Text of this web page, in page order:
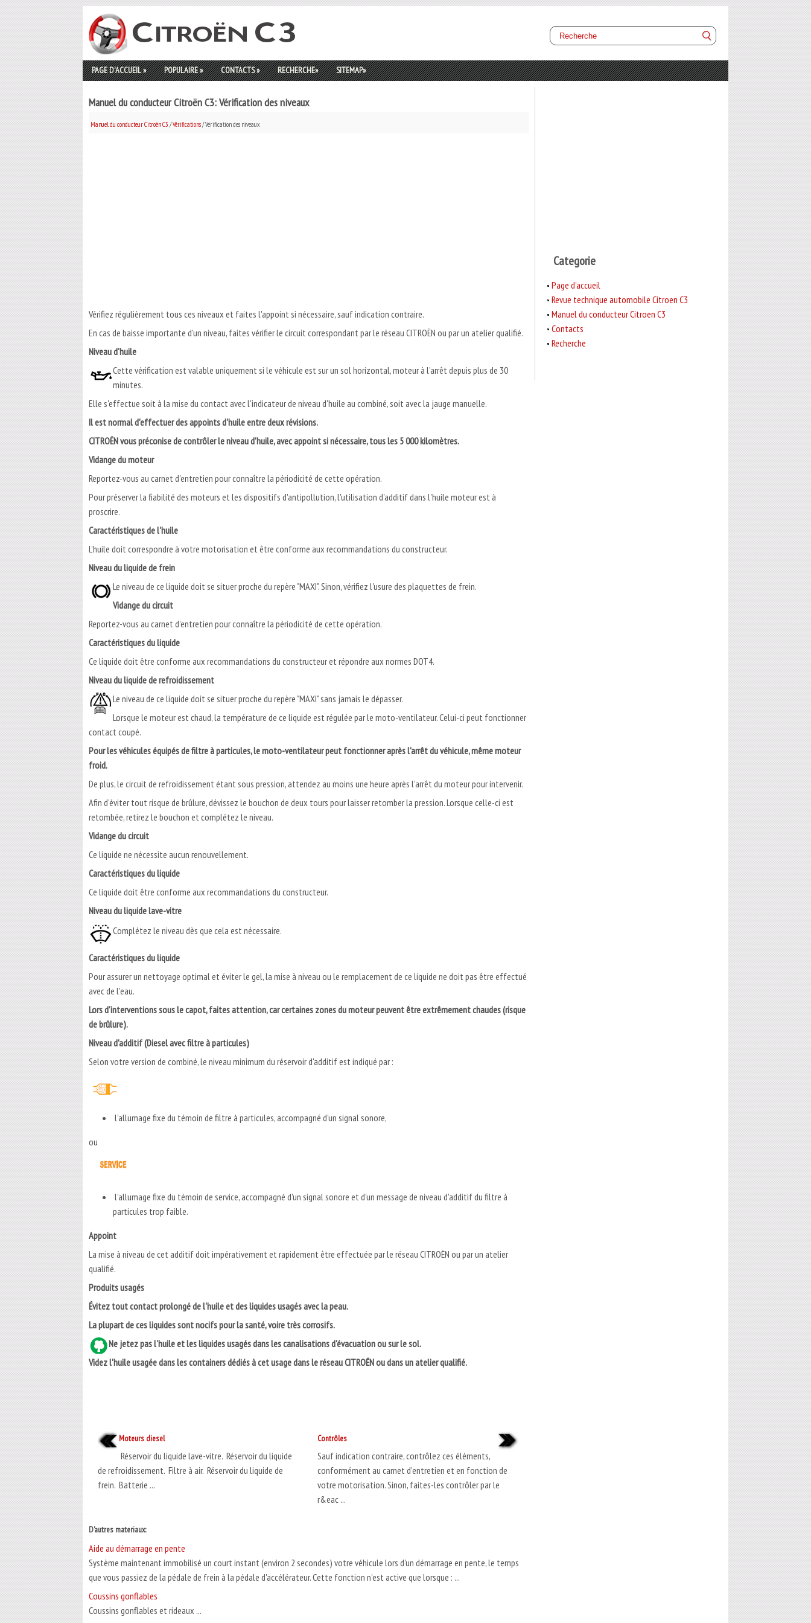
PAGE D'ACCUEIL» POPULAIRE» CONTACTS» RECHERCHE» SITEMAP»
Manuel du conducteur Citroën C3: Vérification des niveaux
Manuel du conducteur Citroën C3 /Vérifications/ Vérification des niveaux
Vérifiez régulièrement tous ces niveaux et faites l'appoint si nécessaire, sauf indication contraire.
En cas de baisse importante d'un niveau, faites vérifier le circuit correspondant par le réseau CITROËN ou par un atelier qualifié.
Niveau d'huile
Cette vérification est valable uniquement si le véhicule est sur un sol horizontal, moteur à l'arrêt depuis plus de 30
minutes.
Elle s'effectue soit à la mise du contact avec l'indicateur de niveau d'huile au combiné, soit avec la jauge manuelle.
Il est normal d'effectuer des appoints d'huile entre deux révisions.
CITROËN vous préconise de contrôler le niveau d'huile, avec appoint si nécessaire, tous les 5 000 kilomètres.
Vidange du moteur
Reportez-vous au carnet d'entretien pour connaître la périodicité de cette opération.
Pour préserver la fiabilité des moteurs et les dispositifs d'antipollution, l'utilisation d'additif dans l'huile moteur est à
proscrire.
Caractéristiques de l'huile
L'huile doit correspondre à votre motorisation et être conforme aux recommandations du constructeur.
Niveau du liquide de frein
Le niveau de ce liquide doit se situer proche du repère "MAXI". Sinon, vérifiez l'usure des plaquettes de frein.
Vidange du circuit
Reportez-vous au carnet d'entretien pour connaître la périodicité de cette opération.
Caractéristiques du liquide
Ce liquide doit être conforme aux recommandations du constructeur et répondre aux normes DOT4.
Niveau du liquide de refroidissement
Le niveau de ce liquide doit se situer proche du repère "MAXI" sans jamais le dépasser.
Lorsque le moteur est chaud, la température de ce liquide est régulée par le moto-ventilateur. Celui-ci peut fonctionner
contact coupé.
Pour les véhicules équipés de filtre à particules, le moto-ventilateur peut fonctionner après l'arrêt du véhicule, même moteur
froid.
De plus, le circuit de refroidissement étant sous pression, attendez au moins une heure après l'arrêt du moteur pour intervenir.
Afin d'éviter tout risque de brûlure, dévissez le bouchon de deux tours pour laisser retomber la pression. Lorsque celle-ci est
retombée, retirez le bouchon et complétez le niveau.
Vidange du circuit
Ce liquide ne nécessite aucun renouvellement.
Caractéristiques du liquide
Ce liquide doit être conforme aux recommandations du constructeur.
Niveau du liquide lave-vitre
Complétez le niveau dès que cela est nécessaire.
Caractéristiques du liquide
Pour assurer un nettoyage optimal et éviter le gel, la mise à niveau ou le remplacement de ce liquide ne doit pas être effectué
avec de l'eau.
Lors d'interventions sous le capot, faites attention, car certaines zones du moteur peuvent être extrêmement chaudes (risque
de brûlure).
Niveau d'additif (Diesel avec filtre à particules)
Selon votre version de combiné, le niveau minimum du réservoir d'additif est indiqué par :
l'allumage fixe du témoin de filtre à particules, accompagné d'un signal sonore,
ou
l'allumage fixe du témoin de service, accompagné d'un signal sonore et d'un message de niveau d'additif du filtre à
particules trop faible.
Appoint
La mise à niveau de cet additif doit impérativement et rapidement être effectuée par le réseau CITROËN ou par un atelier
qualifié.
Produits usagés
Évitez tout contact prolongé de l'huile et des liquides usagés avec la peau.
La plupart de ces liquides sont nocifs pour la santé, voire très corrosifs.
Ne jetez pas l'huile et les liquides usagés dans les canalisations d'évacuation ou sur le sol.
Videz l'huile usagée dans les containers dédiés à cet usage dans le réseau CITROËN ou dans un atelier qualifié.
Moteurs diesel
Réservoir du liquide lave-vitre. Réservoir du liquide
de refroidissement. Filtre à air. Réservoir du liquide de
frein. Batterie ...
Contrôles
Sauf indication contraire, contrôlez ces éléments,
conformément au carnet d'entretien et en fonction de
votre motorisation. Sinon, faites-les contrôler par le
r&eac ...
D'autres materiaux:
Aide au démarrage en pente
Système maintenant immobilisé un court instant (environ 2 secondes) votre véhicule lors d'un démarrage en pente, le temps
que vous passiez de la pédale de frein à la pédale d'accélérateur. Cette fonction n'est active que lorsque : ...
Coussins gonflables
Coussins gonflables et rideaux ...
Categorie
Page d'accueil
Revue technique automobile Citroen C3
Manuel du conducteur Citroen C3
Contacts
Recherche